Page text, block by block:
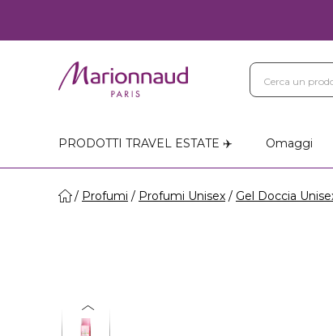
PRODOTTI TRAVEL ESTATE ✈️ Omaggi
Profumi Profumi Unisex Gel Doccia